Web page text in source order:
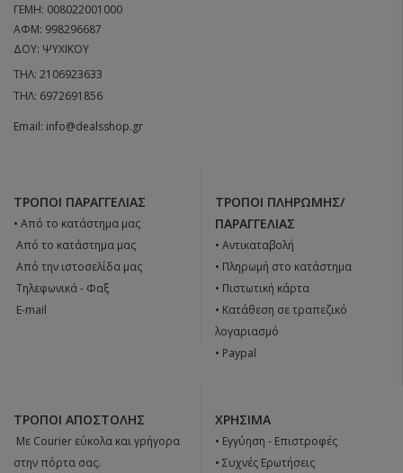
ΓΕΜΗ: 008022001000
ΑΦΜ: 998296687
ΔΟΥ: ΨΥΧΙΚΟΥ
ΤΗΛ: 2106923633
ΤΗΛ: 6972691856
Email: info@dealsshop.gr
ΤΡΌΠΟΙ ΠΑΡΑΓΓΕΛΊΑΣ
• Από το κατάστημα μας
 Από το κατάστημα μας
 Από την ιστοσελίδα μας
 Tηλεφωνικά - Φαξ
 E-mail
ΤΡΌΠΟΙ ΠΛΗΡΩΜΉΣ/
ΠΑΡΑΓΓΕΛΊΑΣ
• Αντικαταβολή
• Πληρωμή στο κατάστημα
• Πιστωτική κάρτα
• Κατάθεση σε τραπεζικό
λογαριασμό
• Paypal
ΤΡΌΠΟΙ ΑΠΟΣΤΟΛΉΣ
 Με Courier εύκολα και γρήγορα
στην πόρτα σας.
ΧΡΉΣΙΜΑ
• Εγγύηση - Επιστροφές
• Συχνές Ερωτήσεις